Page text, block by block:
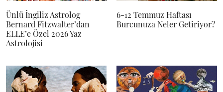
Ünlü İngiliz Astrolog
Bernard Fitzwalter’dan
ELLE’e Özel 2026 Yaz
Astrolojisi
6-12 Temmuz Haftası
Burcunuza Neler Getiriyor?